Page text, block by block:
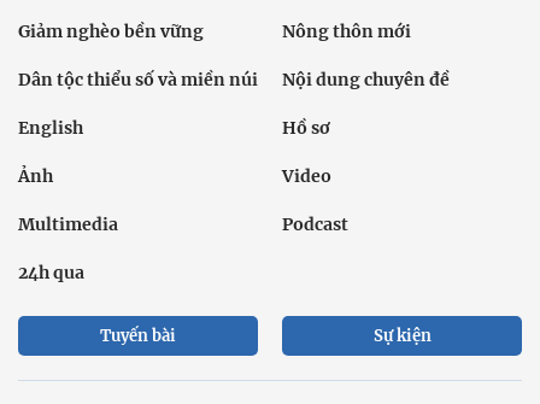
Giảm nghèo bền vững Nông thôn mới
Dân tộc thiểu số và miền núi Nội dung chuyên đề
English Hồ sơ
Ảnh Video
Multimedia Podcast
24h qua
Tuyến bài Sự kiện